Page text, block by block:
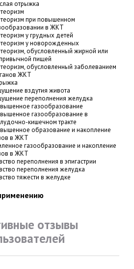
отрыжка
при повышенном
в ЖКТ
у грудных детей
у новорожденных
обусловленный жирной или
пищей
обусловленный заболеванием
ЖКТ
вздутия живота
переполнения желудка
газообразование
газообразование в
кишечном тракте
образование и накопление
в ЖКТ
газообразование и накопление
в ЖКТ
переполнения в эпигастрии
переполнения желудка
тяжести в желудке
отзывы